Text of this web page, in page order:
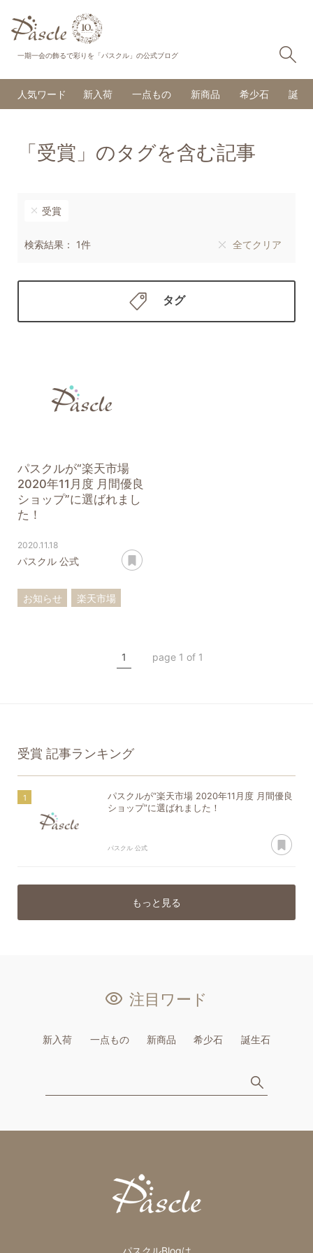
一期一会の飾るで彩りを「パスクル」の公式ブログ
人気ワード 新入荷 一点もの 新商品 希少石 誕生
「受賞」のタグを含む記事
受賞
検索結果： 1件 全てクリア
タグ
パスクルが“楽天市場
2020年11月度 月間優良
ショップ”に選ばれまし
た！
2020.11.18
パスクル 公式
お知らせ
楽天市場
1 page 1 of 1
受賞 記事ランキング
パスクルが“楽天市場 2020年11月度 月間優良
ショップ”に選ばれました！
パスクル 公式
もっと見る
注目ワード
新入荷 一点もの 新商品 希少石 誕生石